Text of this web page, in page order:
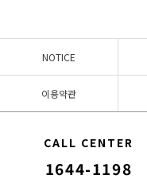
NOTICE
이용약관
CALL CENTER
1644-1198